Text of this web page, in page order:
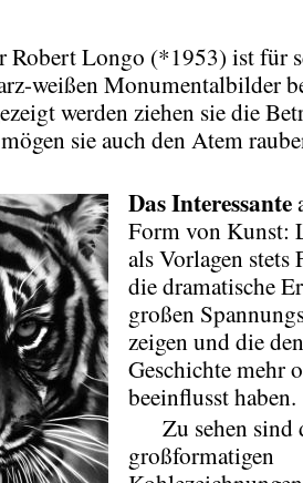
Robert Longo (*1953) ist für
weißen Monumentalbilder
werden ziehen sie die
sie auch den Atem
Das Interessante
Form von Kunst:
als Vorlagen stets
die dramatische
großen
zeigen und die
Geschichte mehr
beeinflusst haben.
Zu sehen sind
großformatigen